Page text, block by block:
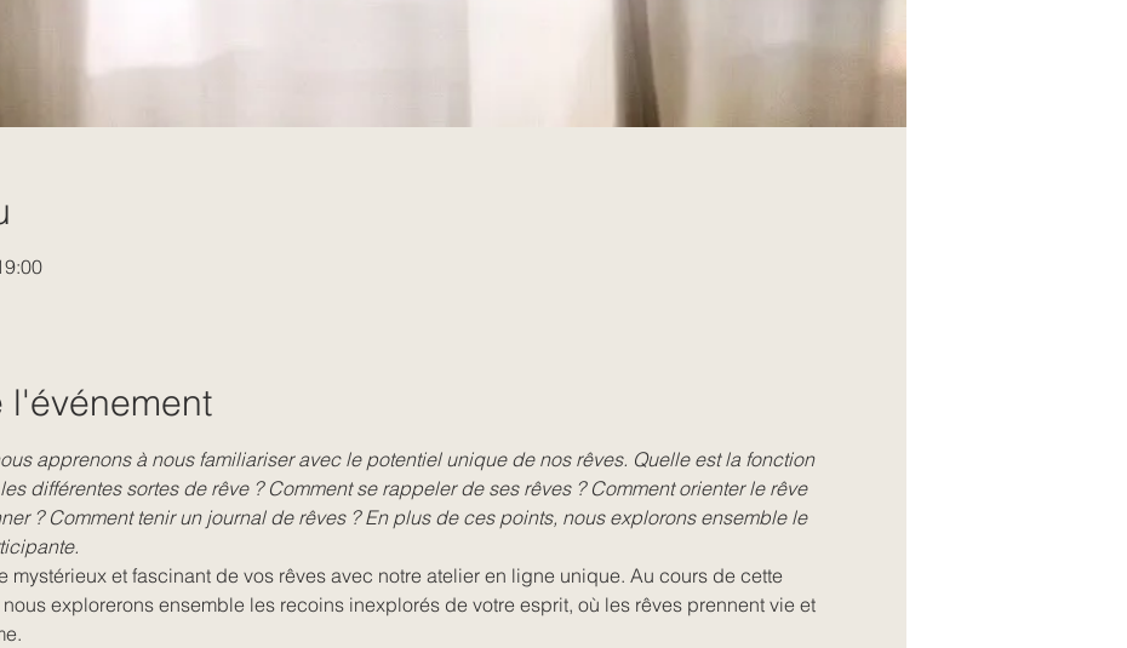
apprenons à nous familiariser avec le potentiel unique de nos rêves. Quelle est la fonction
différentes sortes de rêve ? Comment se rappeler de ses rêves ? Comment orienter le rêve
? Comment tenir un journal de rêves ? En plus de ces points, nous explorons ensemble le
mystérieux et fascinant de vos rêves avec notre atelier en ligne unique. Au cours de cette
explorerons ensemble les recoins inexplorés de votre esprit, où les rêves prennent vie et